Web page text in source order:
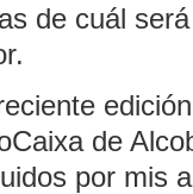
de cuál
de
por mis